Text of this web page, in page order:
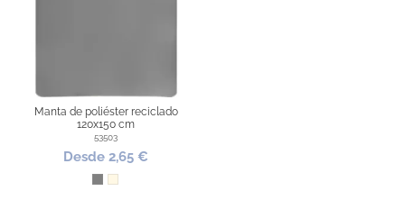
Manta de poliéster reciclado
120x150 cm
53503
Desde 2,65 €
GrisNatural